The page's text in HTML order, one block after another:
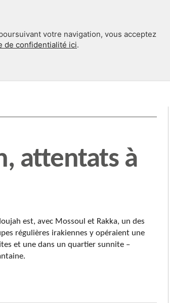
votre navigation, vous acceptez
de confidentialité ici.
attentats à
est, avec Mossoul et Rakka, un des
régulières irakiennes y opéraient une
et une dans un quartier sunnite –